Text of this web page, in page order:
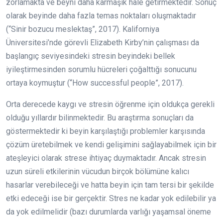
zorlamakta ve beyni daha karmaşık hale getirmektedir. Sonuç
olarak beyinde daha fazla temas noktaları oluşmaktadır
(“Sinir bozucu meslektaş”, 2017). Kaliforniya
Üniversitesi’nde görevli Elizabeth Kirby’nin çalışması da
başlangıç seviyesindeki stresin beyindeki bellek
iyileştirmesinden sorumlu hücreleri çoğalttığı sonucunu
ortaya koymuştur (“How successful people”, 2017).
Orta derecede kaygı ve stresin öğrenme için oldukça gerekli
olduğu yıllardır bilinmektedir. Bu araştırma sonuçları da
göstermektedir ki beyin karşılaştığı problemler karşısında
çözüm üretebilmek ve kendi gelişimini sağlayabilmek için bir
ateşleyici olarak strese ihtiyaç duymaktadır. Ancak stresin
uzun süreli etkilerinin vücudun birçok bölümüne kalıcı
hasarlar verebileceği ve hatta beyin için tam tersi bir şekilde
etki edeceği ise bir gerçektir. Stres ne kadar yok edilebilir ya
da yok edilmelidir (bazı durumlarda varlığı yaşamsal öneme